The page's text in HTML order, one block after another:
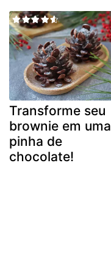
Transforme seu
brownie em uma
pinha de
chocolate!